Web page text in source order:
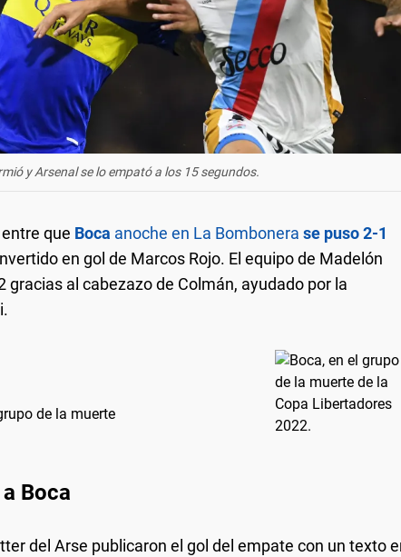
y Arsenal se lo empató a los 15 segundos.
entre que Boca anoche en La Bombonera se puso 2-1
en gol de Marcos Rojo. El equipo de Madelón
gracias al cabezazo de Colmán, ayudado por la
de la muerte
Boca
del Arse publicaron el gol del empate con un texto